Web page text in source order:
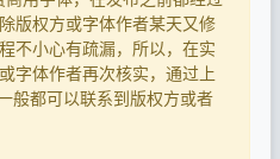
版权方或字体作者某天又修
不小心有疏漏，所以，在实
字体作者再次核实，通过上
般都可以联系到版权方或者